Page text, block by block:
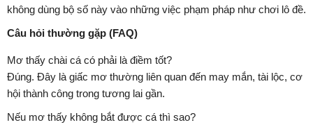
không dùng bộ số này vào những việc phạm pháp như chơi lô đề.
Câu hỏi thường gặp (FAQ)
Mơ thấy chài cá có phải là điềm tốt?
Đúng. Đây là giấc mơ thường liên quan đến may mắn, tài lộc, cơ
hội thành công trong tương lai gần.
Nếu mơ thấy không bắt được cá thì sao?